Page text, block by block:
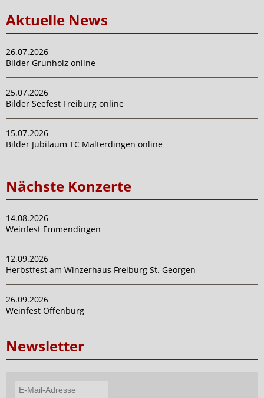
Aktuelle News
26.07.2026
Bilder Grunholz online
25.07.2026
Bilder Seefest Freiburg online
15.07.2026
Bilder Jubiläum TC Malterdingen online
Nächste Konzerte
14.08.2026
Weinfest Emmendingen
12.09.2026
Herbstfest am Winzerhaus Freiburg St. Georgen
26.09.2026
Weinfest Offenburg
Newsletter